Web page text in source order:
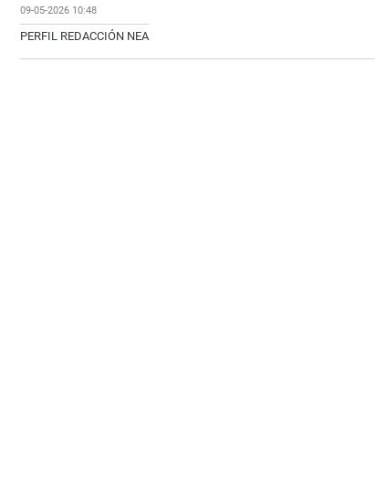
09-05-2026 10:48
PERFIL REDACCIÓN NEA